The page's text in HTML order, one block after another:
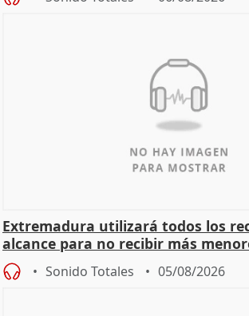
Extremadura utilizará todos los
alcance para no recibir más
Sonido Totales 05/08/2026